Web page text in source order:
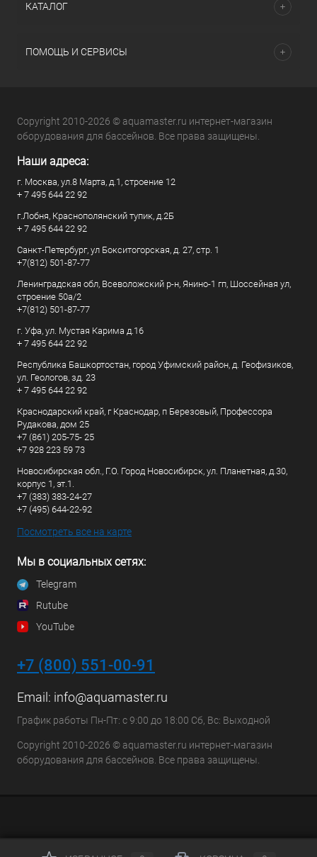
КАТАЛОГ
ПОМОЩЬ И СЕРВИСЫ
Copyright 2010-2026 © aquamaster.ru интернет-магазин
оборудования для бассейнов. Все права защищены.
Наши адреса:
г. Москва, ул.8 Марта, д.1, строение 12
+ 7 495 644 22 92
г.Лобня, Краснополянский тупик, д.2Б
+ 7 495 644 22 92
Санкт-Петербург, ул Бокситогорская, д. 27, стр. 1
+7(812) 501-87-77
Ленинградская обл, Всеволожский р-н, Янино-1 гп, Шоссейная ул,
строение 50а/2
+7(812) 501-87-77
г. Уфа, ул. Мустая Карима д.16
+ 7 495 644 22 92
Республика Башкортостан, город Уфимский район, д. Геофизиков,
ул. Геологов, зд. 23
+ 7 495 644 22 92
Краснодарский край, г Краснодар, п Березовый, Профессора
Рудакова, дом 25
+7 (861) 205-75- 25
+7 928 223 59 73
Новосибирская обл., Г.О. Город Новосибирск, ул. Планетная, д.30,
корпус 1, эт.1.
+7 (383) 383-24-27
+7 (495) 644-22-92
Посмотреть все на карте
Мы в социальных сетях:
Telegram
Rutube
YouTube
+7 (800) 551-00-91
Email: info@aquamaster.ru
График работы Пн-Пт: с 9:00 до 18:00 Сб, Вс: Выходной
Copyright 2010-2026 © aquamaster.ru интернет-магазин
оборудования для бассейнов. Все права защищены.